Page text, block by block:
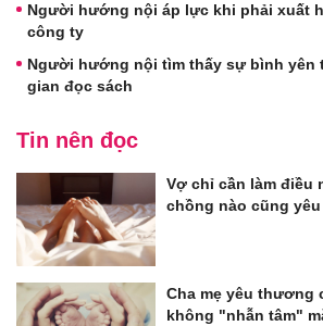
Người hướng nội áp lực khi phải xuất
công ty
Người hướng nội tìm thấy sự bình yên
gian đọc sách
Tin nên đọc
Vợ chỉ cần làm điều
chồng nào cũng
Cha mẹ yêu thương
không "nhẫn tâm"